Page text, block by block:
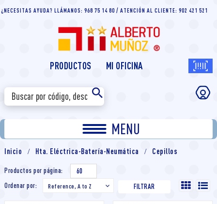
¿NECESITAS AYUDA? LLÁMANOS: 968 75 14 80 / ATENCIÓN AL CLIENTE: 902 421 521
PRODUCTOS MI OFICINA
MENU
Inicio Hta. Eléctrica-Batería-Neumática Cepillos
Productos por página:
60
Ordenar por:
Reference, A to Z  FILTRAR